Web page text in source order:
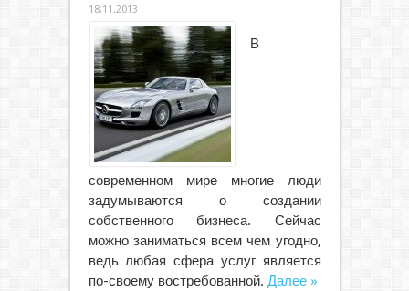
18.11.2013
В
современном мире многие люди
задумываются о создании
собственного бизнеса. Сейчас
можно заниматься всем чем угодно,
ведь любая сфера услуг является
по-своему востребованной. Далее »